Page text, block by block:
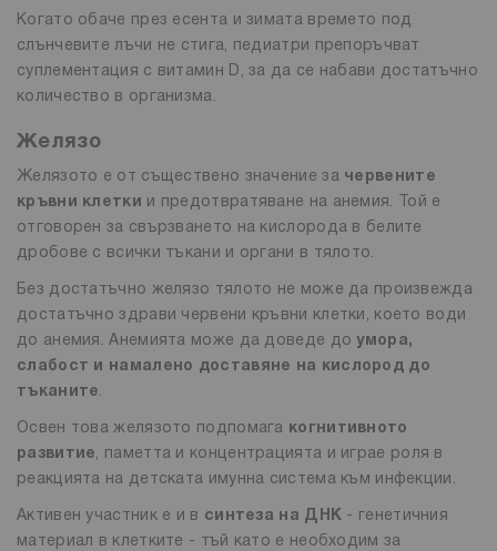
Когато обаче през есента и зимата времето под
слънчевите лъчи не стига, педиатри препоръчват
суплементация с витамин D, за да се набави достатъчно
количество в организма.
Желязо
Желязото е от съществено значение за червените
кръвни клетки
и предотвратяване на анемия. Той е
отговорен за свързването на кислорода в белите
дробове с всички тъкани и органи в тялото.
Без достатъчно желязо тялото не може да произвежда
достатъчно здрави червени кръвни клетки, което води
до анемия. Анемията може да доведе доумора,
слабост и намалено доставяне на кислород до
тъканите.
Освен това желязото подпомага
когнитивното
развитие, паметта и концентрацията и играе роля в
реакцията на детската имунна система към инфекции.
Активен участник е и в синтеза на ДНК - генетичния
материал в клетките - тъй като е необходим за